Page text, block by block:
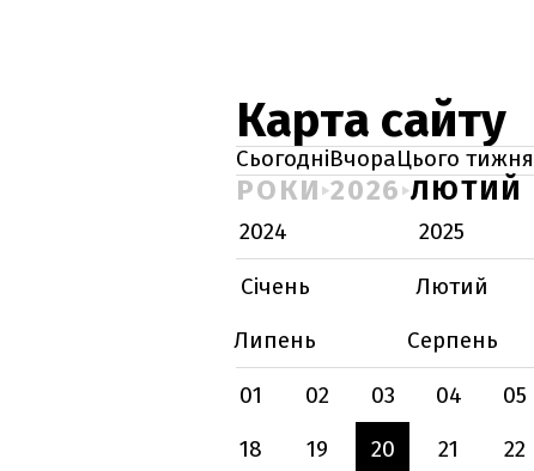
Карта сайту
СьогодніВчораЦього тижня
РОКИ 2026 ЛЮТИЙ
2024 2025
Січень
Лютий
Липень
Серпень
01
02 03 04 05
18
19 20 21 22